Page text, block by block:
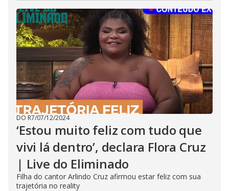
DO R7/07/12/2024
‘Estou muito feliz com tudo que
vivi lá dentro’, declara Flora Cruz
| Live do Eliminado
Filha do cantor Arlindo Cruz afirmou estar feliz com sua
trajetória no reality